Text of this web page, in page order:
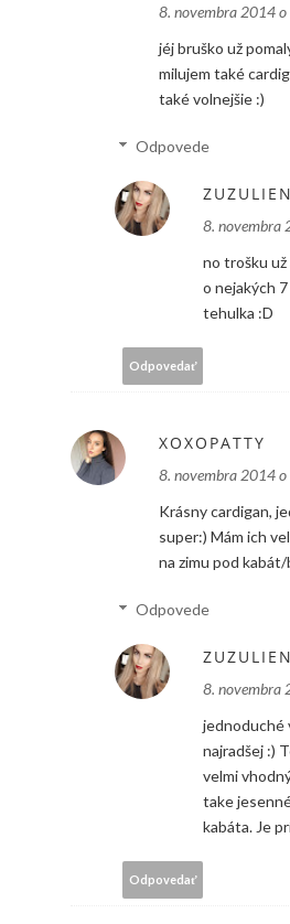
8. novembra 2014
jéj bruško už
milujem také
také volnejšie :)
Odpovede
8. novembra
no trošku už
o nejakých
tehulka :D
Odpovedať
XOXOPATTY
8. novembra 2014
Krásny cardigan,
super:) Mám ich
na zimu pod
Odpovede
8. novembra
jednoduché
najradšej :)
velmi
take
kabáta. Je
Odpovedať